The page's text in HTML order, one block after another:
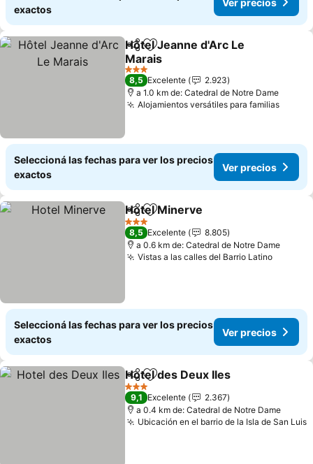
exactos
CompartirAñadir a favoritos
Hôtel Jeanne d'Arc Le
Marais
Ver precios
3 Estrellas
8,5 Excelente
2.923
a 1.0 km de: Catedral de Notre Dame
Alojamientos versátiles para familiasVer
Seleccioná las fechas para ver los precios
exactos
Ver precios
CompartirAñadir a favoritos
Hotel Minerve
3 Estrellas
8,5 Excelente
8.805
a 0.6 km de: Catedral de Notre Dame
Vistas a las calles del Barrio LatinoVer
Seleccioná las fechas para ver los precios
exactos
Ver precios
CompartirAñadir a favoritos
Hotel des Deux Iles
3 Estrellas
9,1 Excelente
2.367
a 0.4 km de: Catedral de Notre Dame
Ubicación en el barrio de la Isla de San Luis